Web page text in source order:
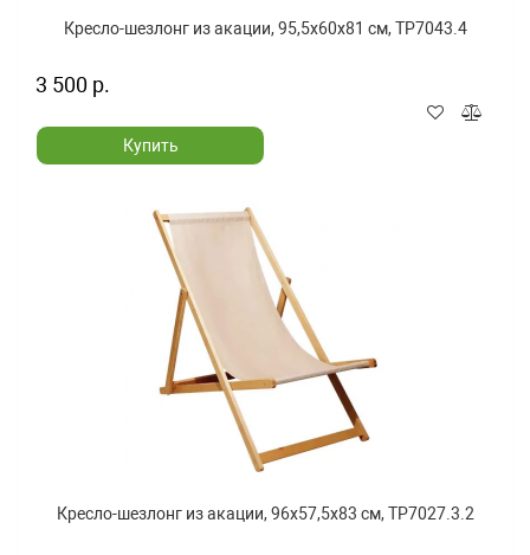
Кресло-шезлонг из акации, 95,5x60x81 см, TP7043.4
3 500 р.
Купить
Кресло-шезлонг из акации, 96x57,5x83 см, TP7027.3.2